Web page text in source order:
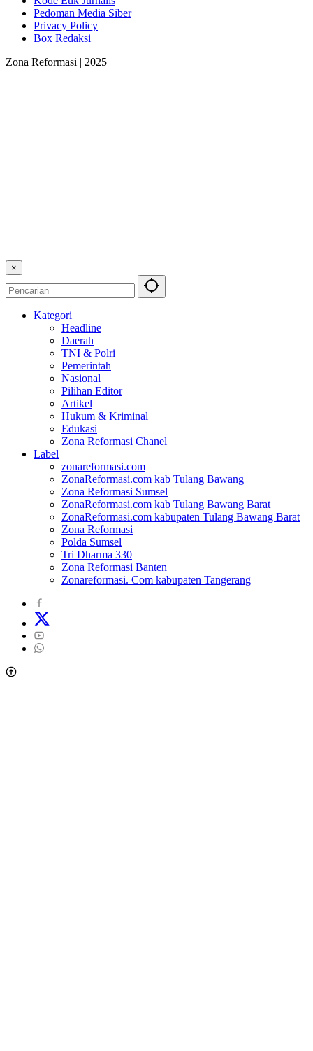
Pedoman Media Siber
Privacy Policy
Box Redaksi
Zona Reformasi | 2025
×
Kategori
Headline
Daerah
TNI & Polri
Pemerintah
Nasional
Pilihan Editor
Artikel
Hukum & Kriminal
Edukasi
Zona Reformasi Chanel
Label
zonareformasi.com
ZonaReformasi.com kab Tulang Bawang
Zona Reformasi Sumsel
ZonaReformasi.com kab Tulang Bawang Barat
ZonaReformasi.com kabupaten Tulang Bawang Barat
Zona Reformasi
Polda Sumsel
Tri Dharma 330
Zona Reformasi Banten
Zonareformasi. Com kabupaten Tangerang